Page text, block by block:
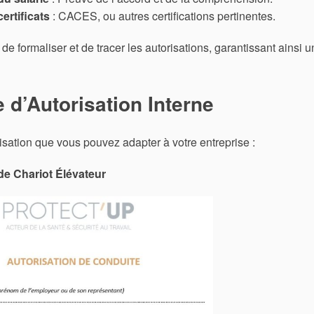
: CACES, ou autres certifications pertinentes.
formaliser et de tracer les autorisations, garantissant ainsi
d’Autorisation Interne
que vous pouvez adapter à votre entreprise :
Chariot Élévateur